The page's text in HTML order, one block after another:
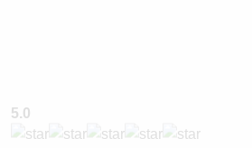
5.0